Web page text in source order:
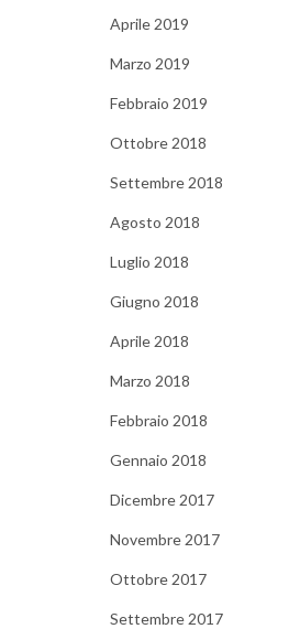
Aprile 2019
Marzo 2019
Febbraio 2019
Ottobre 2018
Settembre 2018
Agosto 2018
Luglio 2018
Giugno 2018
Aprile 2018
Marzo 2018
Febbraio 2018
Gennaio 2018
Dicembre 2017
Novembre 2017
Ottobre 2017
Settembre 2017